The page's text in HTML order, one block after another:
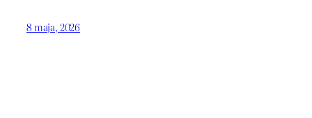
8 maja, 2026